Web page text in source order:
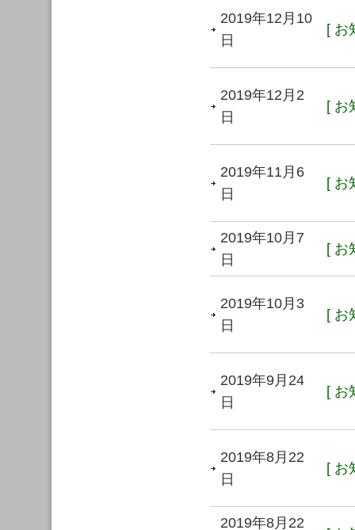
2019年12月10
日
[ お
2019年12月2
日
[ お
2019年11月6
日
[ お
2019年10月7
日
[ お
2019年10月3
日
[ お
2019年9月24
日
[ お
2019年8月22
日
[ お
2019年8月22